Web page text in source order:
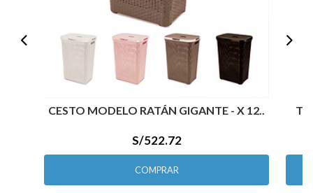
CESTO MODELO RATÁN GIGANTE - X 12..
S/522.72
COMPRAR